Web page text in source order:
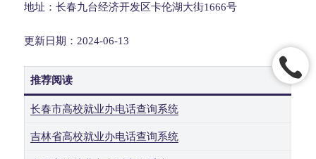
地址：长春九台经济开发区卡伦湖大街1666号
更新日期：2024-06-13
推荐阅读
长春市高校就业办电话查询系统
吉林省高校就业办电话查询系统